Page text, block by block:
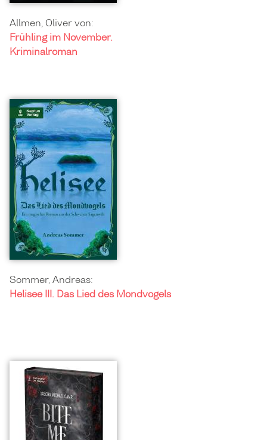
Allmen, Oliver von:
Frühling im November.
Kriminalroman
Sommer, Andreas:
Helisee III. Das Lied des Mondvogels